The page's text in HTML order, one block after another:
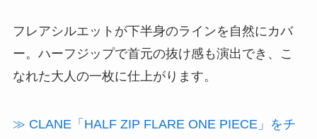
フレアシルエットが下半身のラインを自然にカバ
ー。ハーフジップで首元の抜け感も演出でき、こ
なれた大人の一枚に仕上がります。
≫ CLANE「HALF ZIP FLARE ONE PIECE」をチ